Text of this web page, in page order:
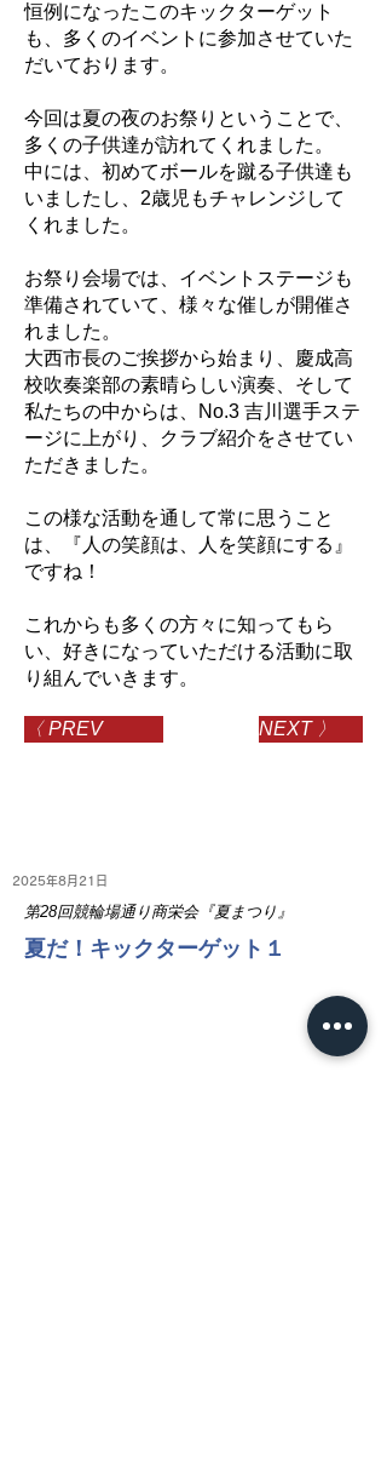
恒例になったこのキックターゲット
も、多くのイベントに参加させていた
だいております。
今回は夏の夜のお祭りということで、
多くの子供達が訪れてくれました。
中には、初めてボールを蹴る子供達も
いましたし、2歳児もチャレンジして
くれました。
お祭り会場では、イベントステージも
準備されていて、様々な催しが開催さ
れました。
大西市長のご挨拶から始まり、慶成高
校吹奏楽部の素晴らしい演奏、そして
私たちの中からは、No.3 吉川選手ステ
ージに上がり、クラブ紹介をさせてい
ただきました。
この様な活動を通して常に思うこと
は、『人の笑顔は、人を笑顔にする』
ですね！
これからも多くの方々に知ってもら
い、好きになっていただける活動に取
り組んでいきます。
〈 PREV NEXT 〉
2025年8月21日
第28回競輪場通り商栄会『夏まつり』
夏だ！キックターゲット１